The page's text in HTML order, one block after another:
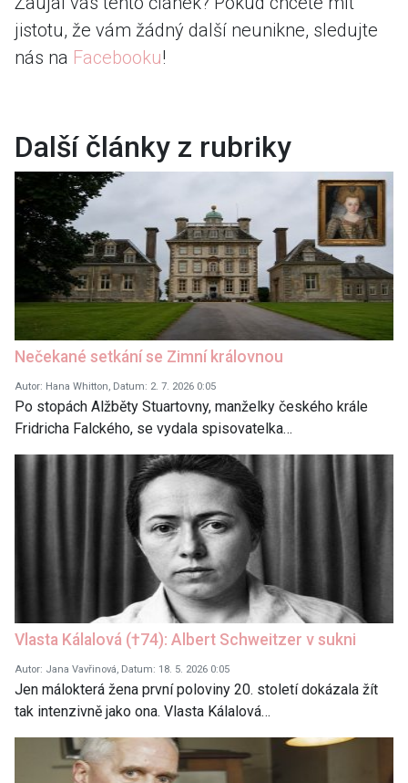
jistotu, že vám žádný další neunikne, sledujte
nás na Facebooku!
Další články z rubriky
Nečekané setkání se Zimní královnou
Autor: Hana Whitton, Datum: 2. 7. 2026 0:05
Po stopách Alžběty Stuartovny, manželky českého krále
Fridricha Falckého, se vydala spisovatelka…
Vlasta Kálalová (†74): Albert Schweitzer v sukni
Autor: Jana Vavřinová, Datum: 18. 5. 2026 0:05
Jen málokterá žena první poloviny 20. století dokázala žít
tak intenzivně jako ona. Vlasta Kálalová…